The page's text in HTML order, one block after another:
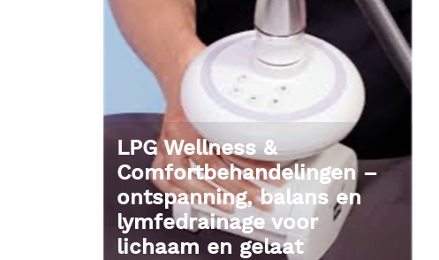
LPG Wellness &
Comfortbehandelingen –
ontspanning, balans en
lymfedrainage voor
lichaam en gelaat